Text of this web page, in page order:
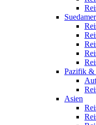
Pazifik &
Asien